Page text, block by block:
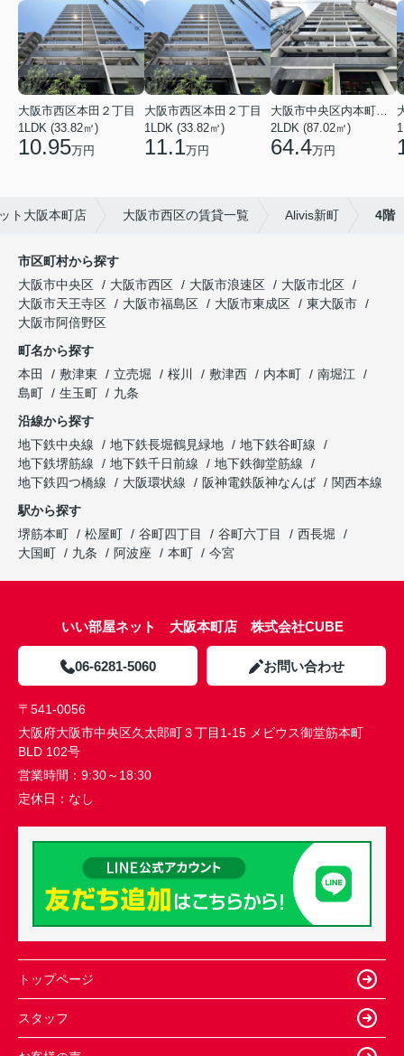
大阪市西区本田２丁目
1LDK (33.82㎡)
10.95万円
大阪市西区本田２丁目
1LDK (33.82㎡)
11.1万円
2LDK (87.02㎡)
64.4万円
ト大阪本町店 大阪市西区の賃貸一覧 Alivis新町 4階
市区町村から探す
大阪市中央区
大阪市西区 大阪市浪速区
大阪市北区
大阪市天王寺区
大阪市福島区 大阪市東成区
東大阪市
大阪市阿倍野区
町名から探す
本田
敷津東 立売堀 桜川 敷津西 内本町
南堀江
島町
生玉町
九条
沿線から探す
地下鉄中央線
地下鉄長堀鶴見緑地
地下鉄谷町線
地下鉄堺筋線
地下鉄千日前線
地下鉄御堂筋線
地下鉄四つ橋線
大阪環状線 阪神電鉄阪神なんば
関西本線
駅から探す
堺筋本町
松屋町 谷町四丁目 谷町六丁目
西長堀
大国町
九条 阿波座 本町 今宮
いい部屋ネット 大阪本町店 株式会社CUBE
06-6281-5060 お問い合わせ
〒541-0056
大阪府大阪市中央区久太郎町３丁目1-15 メビウス御堂筋本町
BLD 102号
営業時間： 9:30～18:30
定休日： なし
トップページ
スタッフ